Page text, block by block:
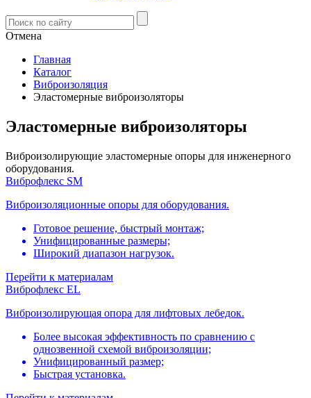
Отмена
Главная
Каталог
Виброизоляция
Эластомерные виброизоляторы
Эластомерные виброизоляторы
Виброизолирующие эластомерные опоры для инженерного
оборудования.
Виброфлекс SM
Bиброизоляционные опоры для оборудования.
Готовое решение, быстрый монтаж;
Унифицированные размеры;
Широкий диапазон нагрузок.
Перейти к материалам
Виброфлекс EL
Виброизолирующая опора для лифтовых лебедок.
Более высокая эффективность по сравнению с
однозвенной схемой виброизоляции;
Унифицированный размер;
Быстрая установка.